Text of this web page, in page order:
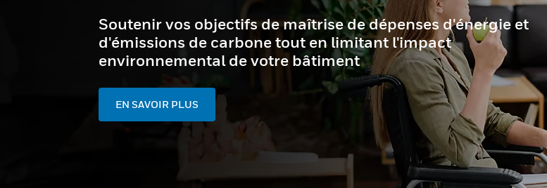
Optimisez l'exploitation de votre bâtiment et
l'expérience de ses occupants grâce à des
fonctionnalités qui facilitent l'automatisation
EN SAVOIR PLUS